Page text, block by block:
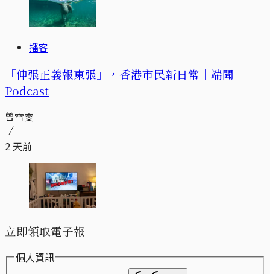
播客
「伸張正義報東張」，香港市民新日常｜端聞
Podcast
曾雪雯
2 天前
立即領取電子報
個人資訊